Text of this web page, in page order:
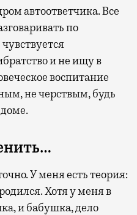
автоответчика. Все
по
и не ищу в
воспитание
не черствым, будь
У меня есть теория:
Хотя у меня в
и бабушка, дело